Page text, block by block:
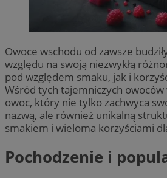
Owoce wschodu od zawsze
względu na swoją niezwykłą
pod względem smaku, jak i
Wśród tych tajemniczych
owoc, który nie tylko zachwyca
nazwą, ale również unikalną
smakiem i wieloma korzyściami
Pochodzenie i